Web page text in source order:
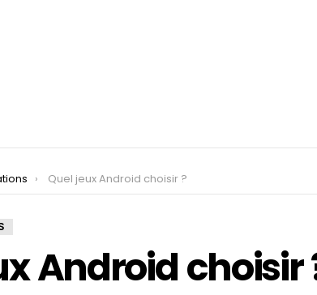
Quel jeux Android choisir ?
Android choisir